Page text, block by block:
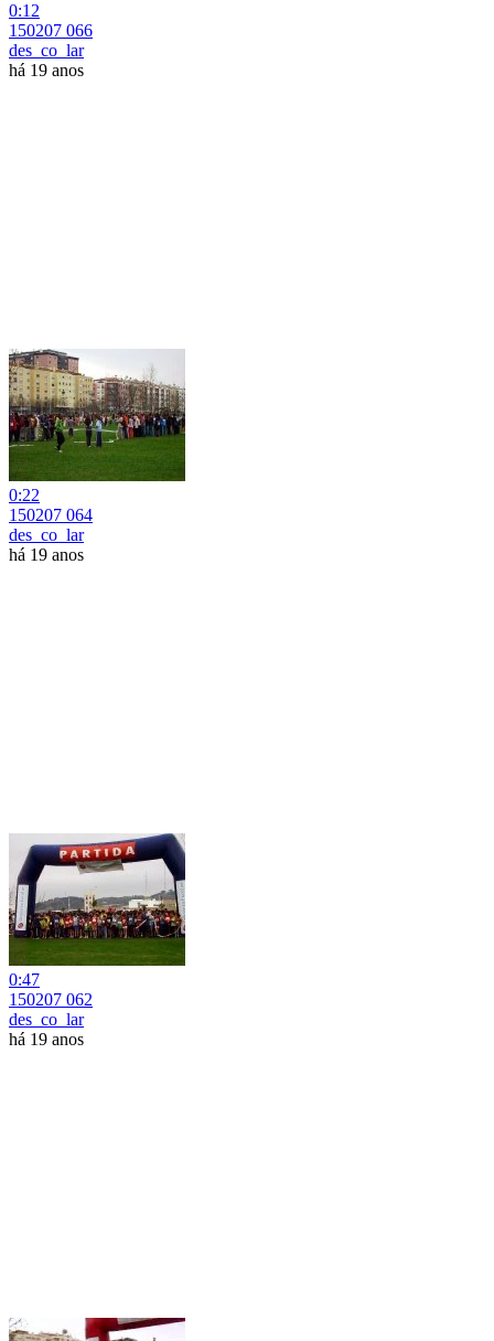
0:12
150207 066
des_co_lar
há 19 anos
0:22
150207 064
des_co_lar
há 19 anos
0:47
150207 062
des_co_lar
há 19 anos